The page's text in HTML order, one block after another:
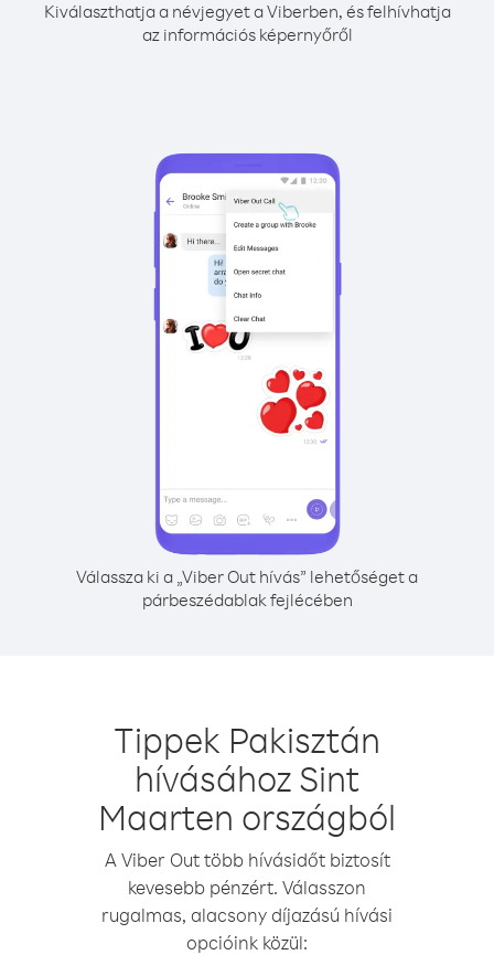
Kiválaszthatja a névjegyet a Viberben, és felhívhatja
az információs képernyőről
Válassza ki a „Viber Out hívás” lehetőséget a
párbeszédablak fejlécében
Tippek Pakisztán
hívásához Sint
Maarten országból
A Viber Out több hívásidőt biztosít
kevesebb pénzért. Válasszon
rugalmas, alacsony díjazású hívási
opcióink közül: